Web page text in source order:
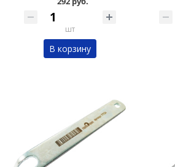
шт
В корзину